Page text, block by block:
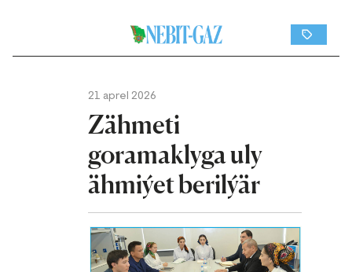
21 aprel 2026
Zähmeti
goramaklyga uly
ähmiýet berilýär